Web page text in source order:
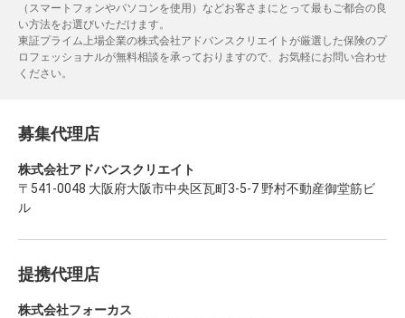
（スマートフォンやパソコンを使用）などお客さまにとって最もご都合の良
い方法をお選びいただけます。
東証プライム上場企業の株式会社アドバンスクリエイトが厳選した保険のプ
ロフェッショナルが無料相談を承っておりますので、お気軽にお問い合わせ
ください。
募集代理店
株式会社アドバンスクリエイト
〒541-0048 大阪府大阪市中央区瓦町3-5-7 野村不動産御堂筋ビ
ル
提携代理店
株式会社フォーカス